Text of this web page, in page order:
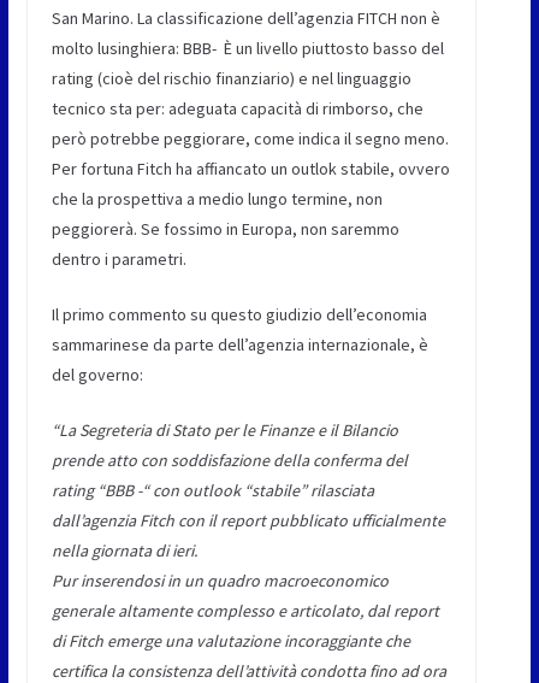
San Marino. La classificazione dell’agenzia FITCH non è
molto lusinghiera: BBB- È un livello piuttosto basso del
rating (cioè del rischio finanziario) e nel linguaggio
tecnico sta per: adeguata capacità di rimborso, che
però potrebbe peggiorare, come indica il segno meno.
Per fortuna Fitch ha affiancato un outlok stabile, ovvero
che la prospettiva a medio lungo termine, non
peggiorerà. Se fossimo in Europa, non saremmo
dentro i parametri.
Il primo commento su questo giudizio dell’economia
sammarinese da parte dell’agenzia internazionale, è
del governo:
“La Segreteria di Stato per le Finanze e il Bilancio
prende atto con soddisfazione della conferma del
rating “BBB -“ con outlook “stabile” rilasciata
dall’agenzia Fitch con il report pubblicato ufficialmente
nella giornata di ieri.
Pur inserendosi in un quadro macroeconomico
generale altamente complesso e articolato, dal report
di Fitch emerge una valutazione incoraggiante che
certifica la consistenza dell’attività condotta fino ad ora